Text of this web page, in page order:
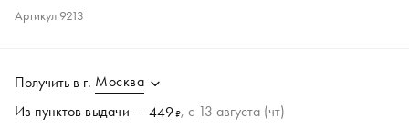
Артикул 9213
Получить в г. Москва
Из пунктов выдачи — 449₽, c 13 августа (чт)